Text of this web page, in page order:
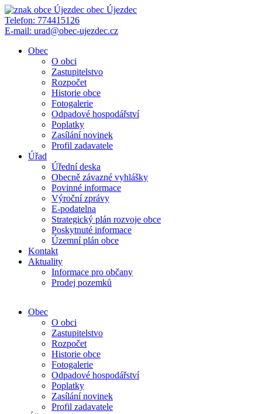
obec Újezdec
Telefon: 774415126
E-mail: urad@obec-ujezdec.cz
Obec
O obci
Zastupitelstvo
Rozpočet
Historie obce
Fotogalerie
Odpadové hospodářství
Poplatky
Zasílání novinek
Profil zadavatele
Úřad
Úřední deska
Obecně závazné vyhlášky
Povinné informace
Výroční zprávy
E-podatelna
Strategický plán rozvoje obce
Poskytnuté informace
Územní plán obce
Kontakt
Aktuality
Informace pro občany
Prodej pozemků
Obec
O obci
Zastupitelstvo
Rozpočet
Historie obce
Fotogalerie
Odpadové hospodářství
Poplatky
Zasílání novinek
Profil zadavatele